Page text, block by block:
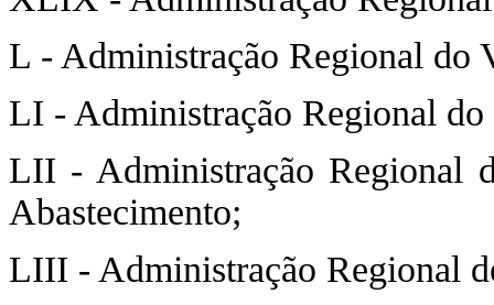
L - Administração Regional do
LI - Administração Regional do
LII - Administração Regional
Abastecimento;
LIII - Administração Regional